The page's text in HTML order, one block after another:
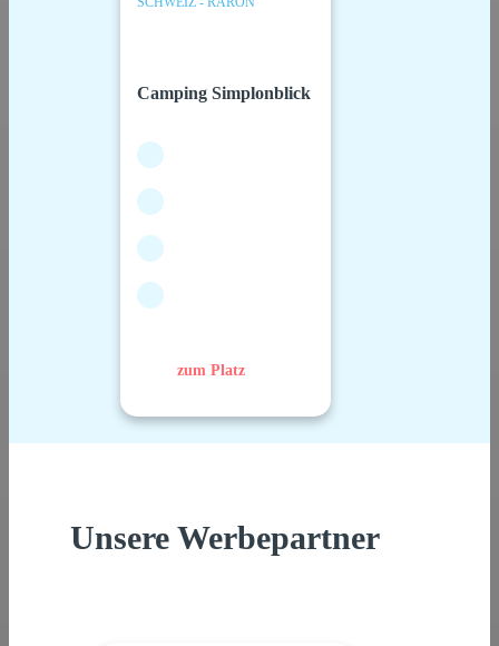
Camping Simplonblick
zum Platz
Unsere Werbepartner